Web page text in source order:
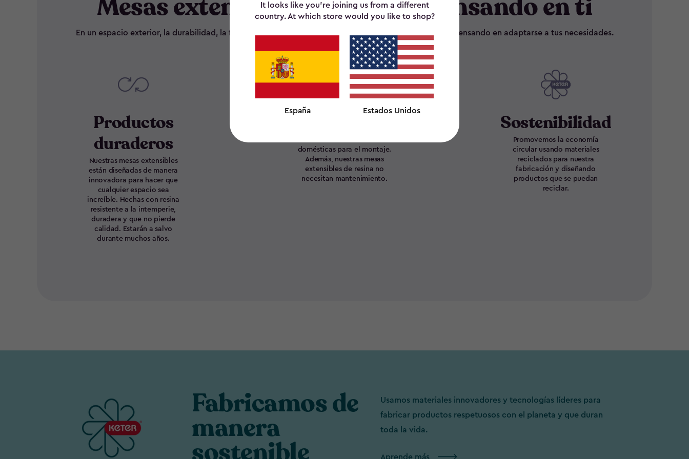
It looks like you’re joining us from a different
country. At which store would you like to shop?
España Estados Unidos
Mesas extensibles diseñadas pensando en ti
En un espacio exterior, la durabilidad, la funcionalidad y el diseño deben ir de la mano. Keter diseña pensando en adaptarse a tus necesidades.
Productos
duraderos
Nuestras mesas extensibles
están diseñadas de manera
innovadora para hacer que
cualquier espacio sea
increíble. Hechas con resina
resistente a la intemperie,
duradera y que no pierde
calidad. Estarán a salvo
durante muchos años.
Fácil montaje
domésticas para el montaje.
Además, nuestras mesas
extensibles de resina no
necesitan mantenimiento.
Sostenibilidad
Promovemos la economía
circular usando materiales
reciclados para nuestra
fabricación y diseñando
productos que se puedan
reciclar.
Fabricamos de
manera
Usamos materiales innovadores y tecnologías líderes para
fabricar productos respetuosos con el planeta y que duran
toda la vida.
Aprende más